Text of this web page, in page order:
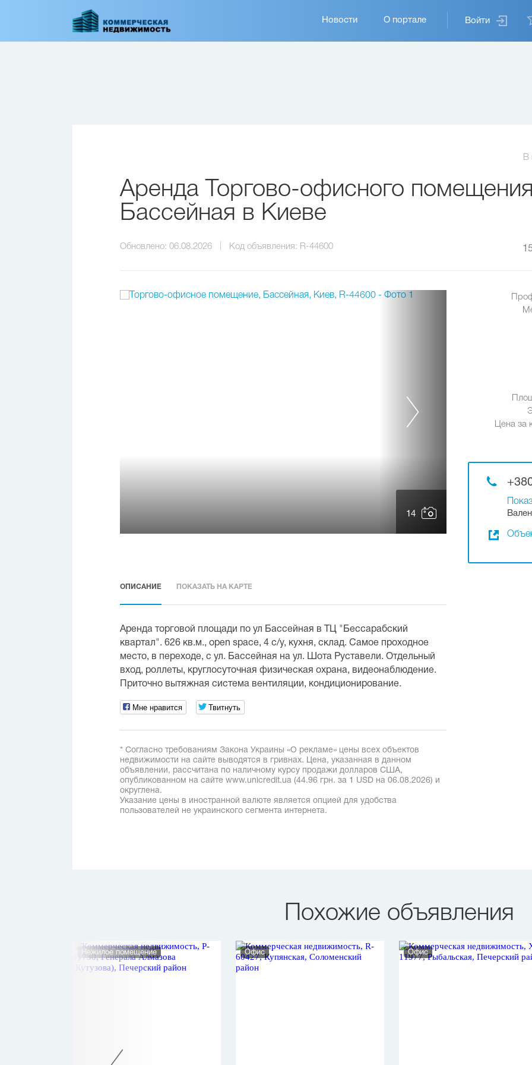
Войти
Основная
навигация
Новости О портале
В
Аренда Торгово-офисного
Бассейная в Киеве
Обновлено: 06.08.2026 Код объявления: R-44600
14
Цена за
ОПИСАНИЕ ПОКАЗАТЬ НА КАРТЕ
Аренда торговой площади по ул Бассейная в ТЦ "Бессарабский
квартал". 626 кв.м., open space, 4 с/у, кухня, склад. Самое проходное
место, в переходе, с ул. Бассейная на ул. Шота Руставели. Отдельный
вход, роллеты, круглосуточная физическая охрана, видеонаблюдение.
Приточно вытяжная система вентиляции, кондиционирование.
Мне нравится Твитнуть
* Согласно требованиям Закона Украины «О рекламе» цены всех объектов
недвижимости на сайте выводятся в гривнах. Цена, указанная в данном
объявлении, рассчитана по наличному курсу продажи долларов США,
опубликованном на сайте www.unicredit.ua (44.96 грн. за 1 USD на 06.08.2026) и
округлена.
Указание цены в иностранной валюте является опцией для удобства
пользователей не украинского сегмента интернета.
Похожие объявления
Нежилое помещение Офис Офис